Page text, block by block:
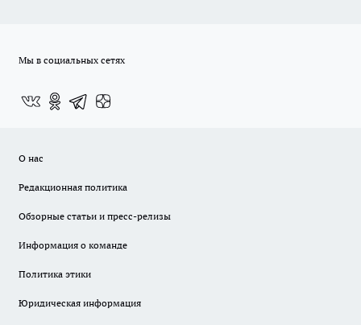
Мы в социальных сетях
О нас
Редакционная политика
Обзорные статьи и пресс-релизы
Информация о команде
Политика этики
Юридическая информация